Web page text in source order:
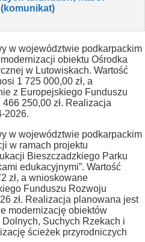
w województwie podkarpackim
obiektu Ośrodka
w Lutowiskach. Wartość
1 725 000,00 zł, a
z Europejskiego Funduszu
250,00 zł. Realizacja
2026.
w województwie podkarpackim
w ramach projektu
Bieszczadzkiego Parku
edukacyjnymi”. Wartość
zł, a wnioskowane
Funduszu Rozwoju
zł. Realizacja planowana jest
modernizację obiektów
Suchych Rzekach i
ścieżek przyrodniczych